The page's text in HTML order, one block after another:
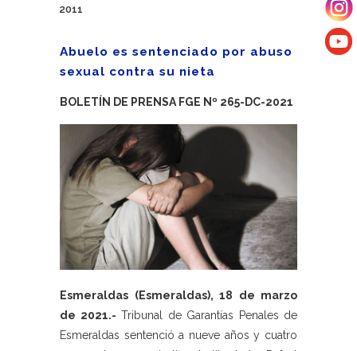
2011
Abuelo es sentenciado por abuso
sexual contra su nieta
BOLETÍN DE PRENSA FGE Nº 265-DC-2021
Esmeraldas (Esmeraldas), 18 de marzo
de 2021.- Tribunal de Garantías Penales de
Esmeraldas sentenció a nueve años y cuatro